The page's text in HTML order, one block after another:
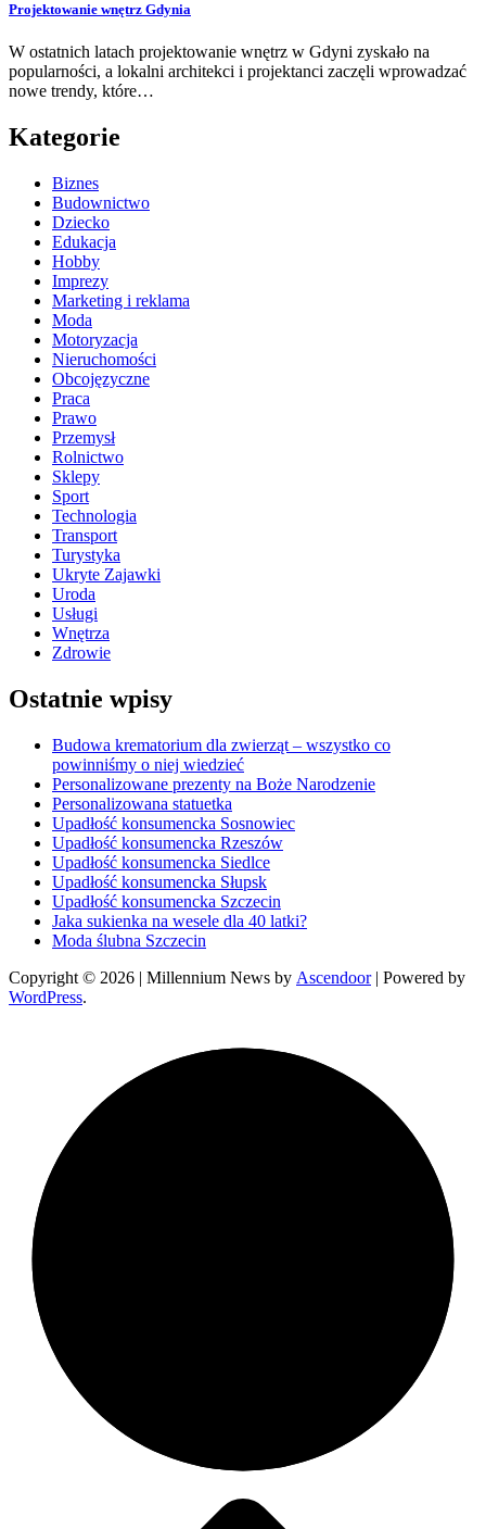
Projektowanie wnętrz Gdynia
W ostatnich latach projektowanie wnętrz w Gdyni zyskało na
popularności, a lokalni architekci i projektanci zaczęli wprowadzać
nowe trendy, które…
Kategorie
Biznes
Budownictwo
Dziecko
Edukacja
Hobby
Imprezy
Marketing i reklama
Moda
Motoryzacja
Nieruchomości
Obcojęzyczne
Praca
Prawo
Przemysł
Rolnictwo
Sklepy
Sport
Technologia
Transport
Turystyka
Ukryte Zajawki
Uroda
Usługi
Wnętrza
Zdrowie
Ostatnie wpisy
Budowa krematorium dla zwierząt – wszystko co
powinniśmy o niej wiedzieć
Personalizowane prezenty na Boże Narodzenie
Personalizowana statuetka
Upadłość konsumencka Sosnowiec
Upadłość konsumencka Rzeszów
Upadłość konsumencka Siedlce
Upadłość konsumencka Słupsk
Upadłość konsumencka Szczecin
Jaka sukienka na wesele dla 40 latki?
Moda ślubna Szczecin
Copyright © 2026 | Millennium News by Ascendoor| Powered by
WordPress.